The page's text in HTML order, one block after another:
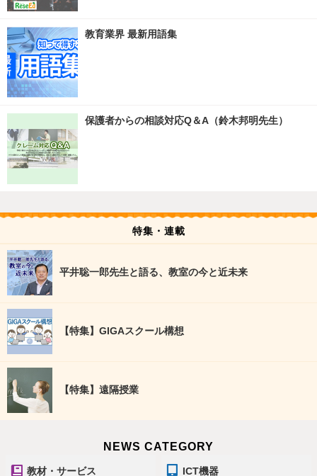
教育業界 最新用語集
保護者からの相談対応Q＆A（鈴木邦明先生）
特集・連載
平井聡一郎先生と語る、教室の今と近未来
【特集】GIGAスクール構想
【特集】遠隔授業
NEWS CATEGORY
教材・サービス ICT機器